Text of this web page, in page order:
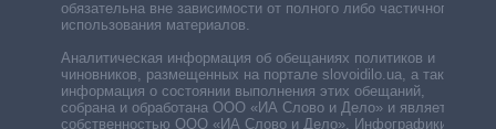
обязательна вне зависимости от полного либо частичного
использования материалов.
Аналитическая информация об обещаниях политиков и
чиновников, размещенных на портале slovoidilo.ua, а также
информация о состоянии выполнения этих обещаний,
собрана и обработана ООО «ИА Слово и Дело» и является
собственностью ООО «ИА Слово и Дело». Инфографики,